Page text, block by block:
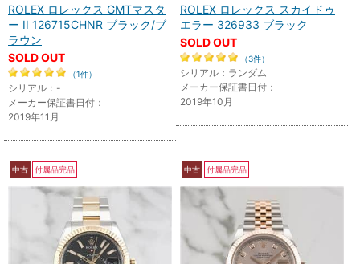
ROLEX ロレックス GMTマスタ
ー II 126715CHNR ブラック/ブ
ラウン
SOLD OUT
（1件）
シリアル：-
メーカー保証書日付：
2019年11月
ROLEX ロレックス スカイドゥ
エラー 326933 ブラック
SOLD OUT
（3件）
シリアル：ランダム
メーカー保証書日付：
2019年10月
中古 付属品完品 中古 付属品完品